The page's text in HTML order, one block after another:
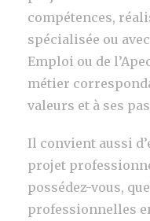
compétences,
spécialisée ou
Emploi ou de
métier
valeurs et à ses
Il convient aussi
projet
possédez-vous,
professionnelles